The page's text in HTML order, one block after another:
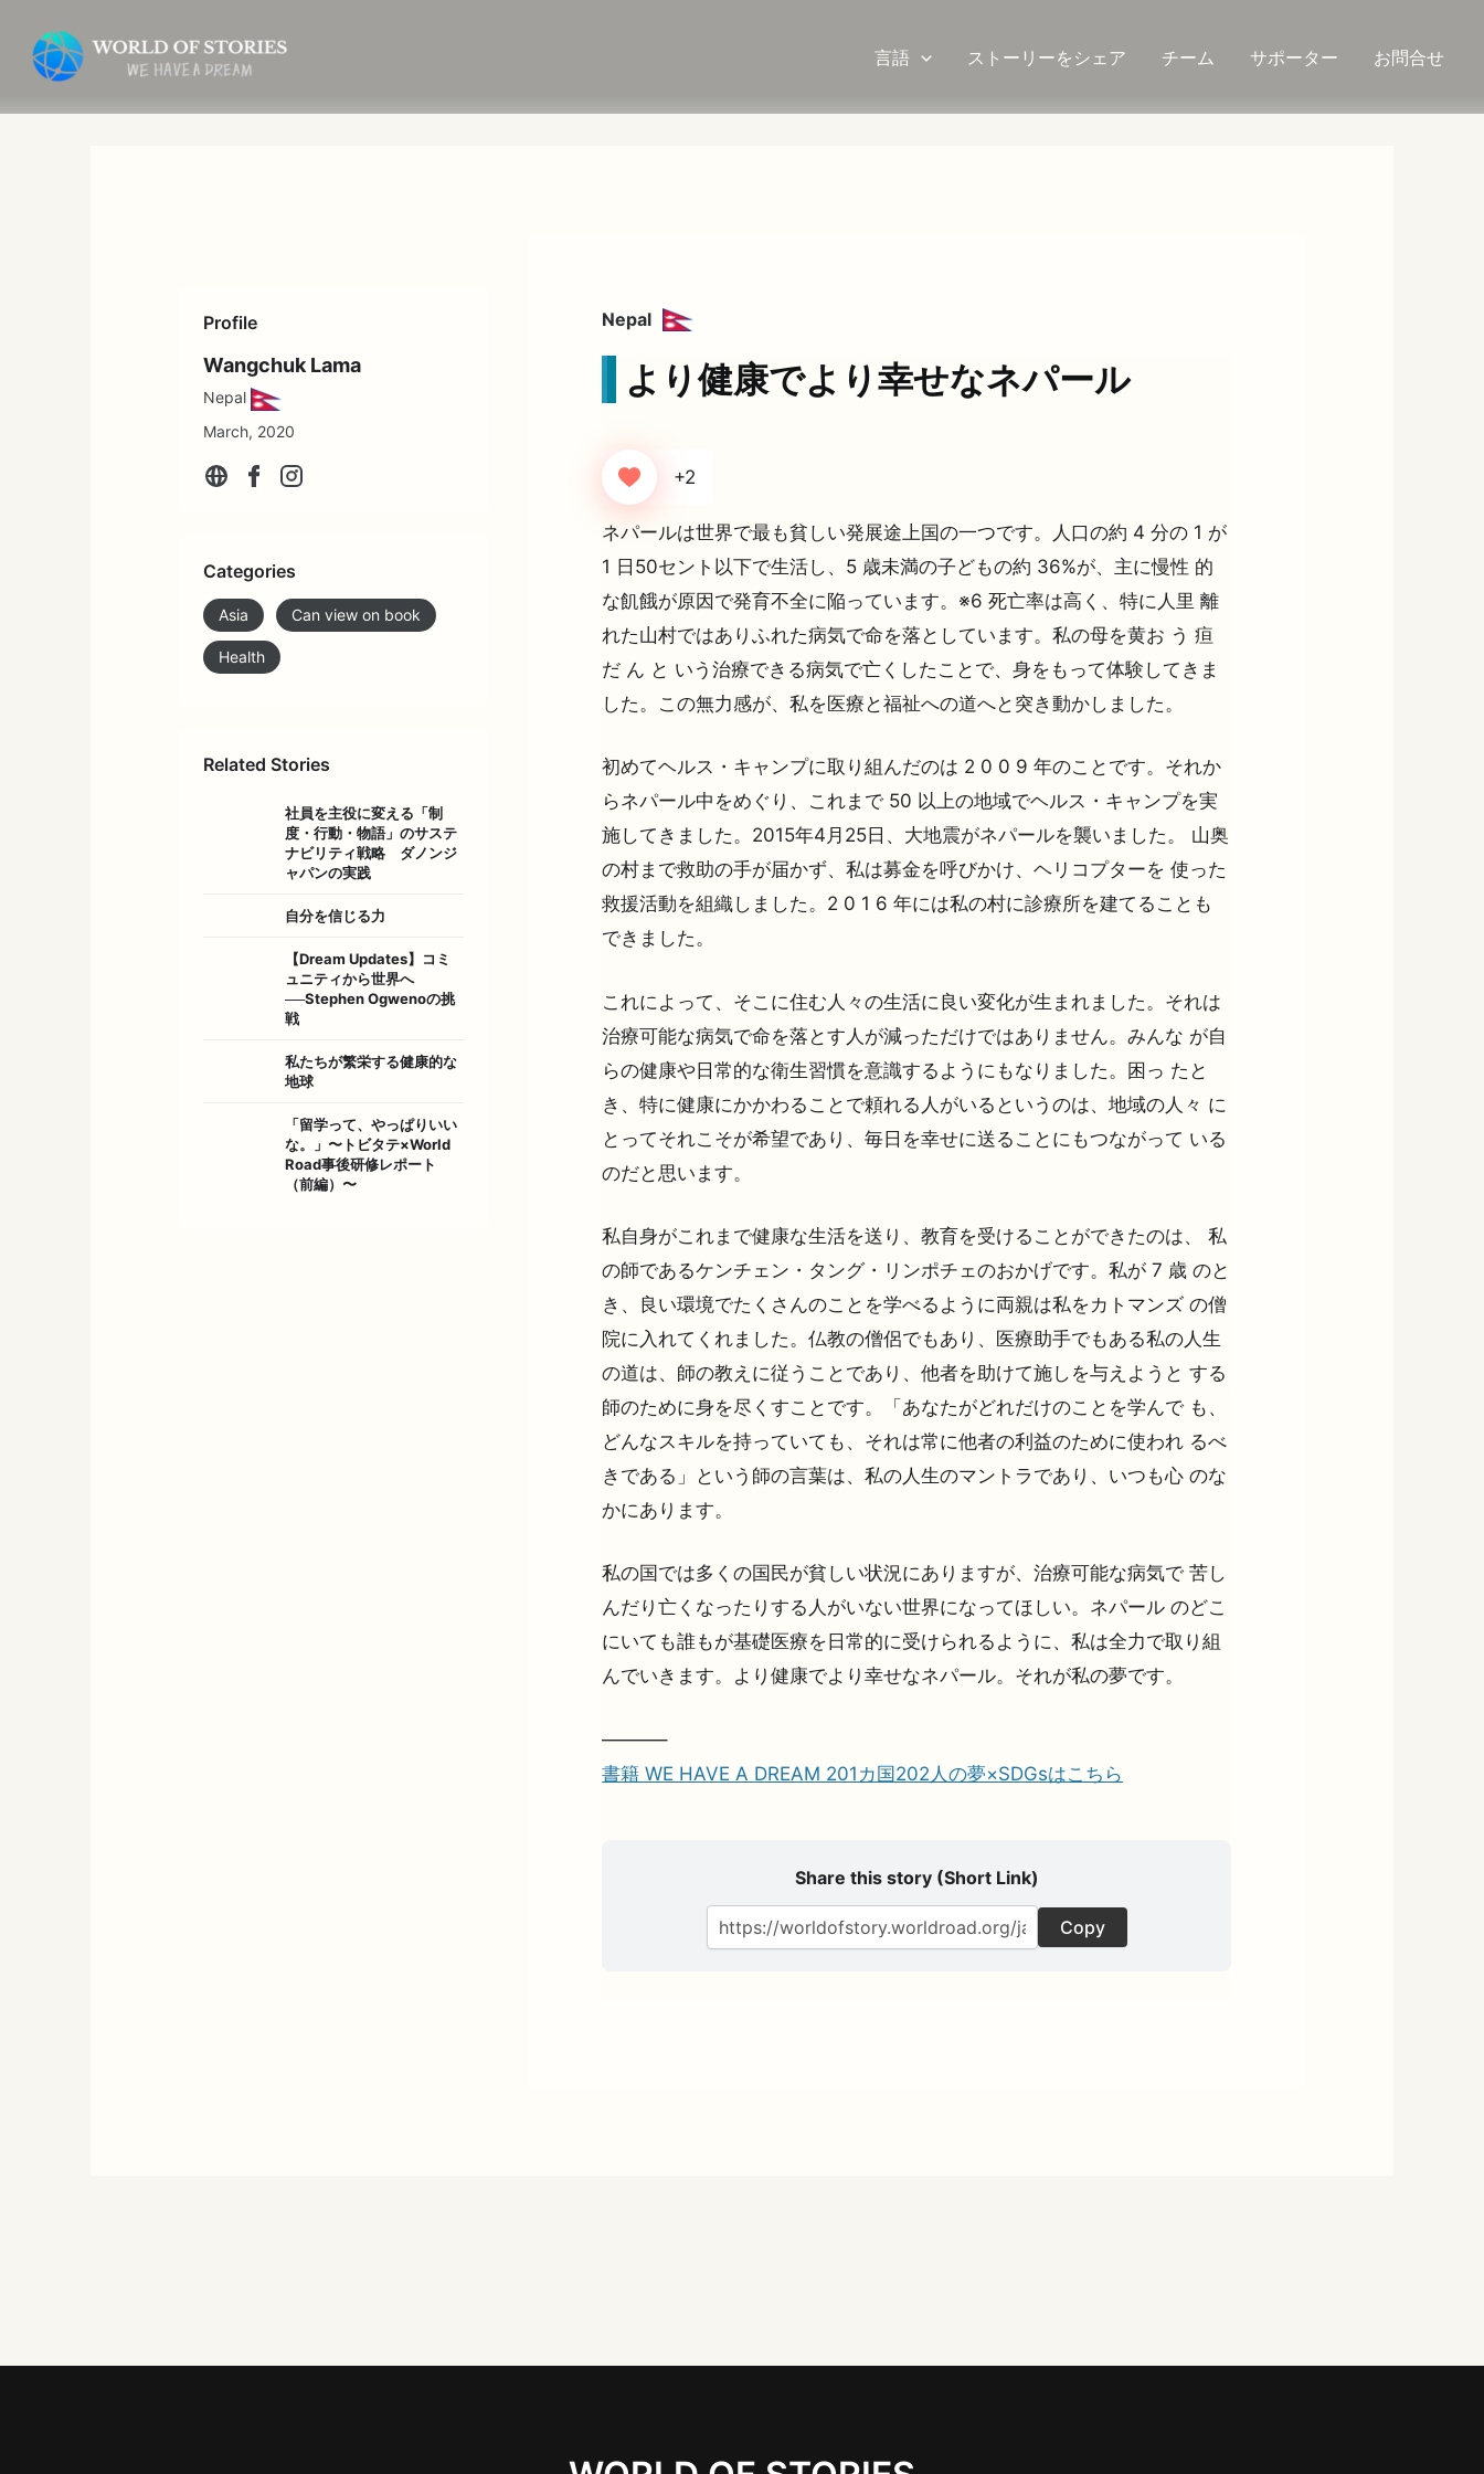
言語 ストーリーをシェア チーム サポーター お問合せ
Profile
Wangchuk Lama
Nepal
March, 2020
Categories
Asia Can view on book
Health
Related Stories
社員を主役に変える「制
度・行動・物語」のサステ
ナビリティ戦略 ダノンジ
ャパンの実践
自分を信じる力
【Dream Updates】コミ
ュニティから世界へ
──Stephen Ogwenoの挑
戦
私たちが繁栄する健康的な
地球
「留学って、やっぱりいい
な。」〜トビタテ×World
Road事後研修レポート
（前編）〜
Nepal
より健康でより幸せなネパール
+2
ネパールは世界で最も貧しい発展途上国の一つです。人口の約 4 分の 1 が
1 日50セント以下で生活し、5 歳未満の子どもの約 36%が、主に慢性 的
な飢餓が原因で発育不全に陥っています。※6 死亡率は高く、特に人里 離
れた山村ではありふれた病気で命を落としています。私の母を黄お う 疸
だ ん と いう治療できる病気で亡くしたことで、身をもって体験してきま
した。この無力感が、私を医療と福祉への道へと突き動かしました。
初めてヘルス・キャンプに取り組んだのは 2 0 0 9 年のことです。それか
らネパール中をめぐり、これまで 50 以上の地域でヘルス・キャンプを実
施してきました。2015年4月25日、大地震がネパールを襲いました。 山奥
の村まで救助の手が届かず、私は募金を呼びかけ、ヘリコプターを 使った
救援活動を組織しました。2 0 1 6 年には私の村に診療所を建てることも
できました。
これによって、そこに住む人々の生活に良い変化が生まれました。それは
治療可能な病気で命を落とす人が減っただけではありません。みんな が自
らの健康や日常的な衛生習慣を意識するようにもなりました。困っ たと
き、特に健康にかかわることで頼れる人がいるというのは、地域の人々 に
とってそれこそが希望であり、毎日を幸せに送ることにもつながって いる
のだと思います。
私自身がこれまで健康な生活を送り、教育を受けることができたのは、 私
の師であるケンチェン・タング・リンポチェのおかげです。私が 7 歳 のと
き、良い環境でたくさんのことを学べるように両親は私をカトマンズ の僧
院に入れてくれました。仏教の僧侶でもあり、医療助手でもある私の人生
の道は、師の教えに従うことであり、他者を助けて施しを与えようと する
師のために身を尽くすことです。「あなたがどれだけのことを学んで も、
どんなスキルを持っていても、それは常に他者の利益のために使われ るべ
きである」という師の言葉は、私の人生のマントラであり、いつも心 のな
かにあります。
私の国では多くの国民が貧しい状況にありますが、治療可能な病気で 苦し
んだり亡くなったりする人がいない世界になってほしい。ネパール のどこ
にいても誰もが基礎医療を日常的に受けられるように、私は全力で取り組
んでいきます。より健康でより幸せなネパール。それが私の夢です。
———–
書籍 WE HAVE A DREAM 201カ国202人の夢×SDGsはこちら
Share this story (Short Link)
Copy